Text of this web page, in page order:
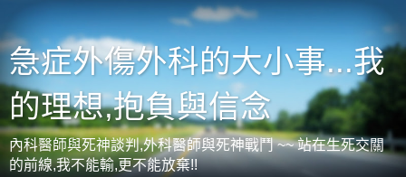
急症外傷外科的大小事...我
的理想,抱負與信念
內科醫師與死神談判,外科醫師與死神戰鬥 ~~ 站在生死交關
的前線,我不能輸,更不能放棄!!